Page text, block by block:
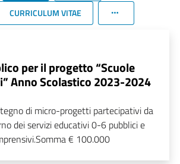
CURRICULUM VITAE
per il progetto “Scuole
Anno Scolastico 2023-2024
di micro-progetti partecipativi da
dei servizi educativi 0-6 pubblici e
€ 100.000